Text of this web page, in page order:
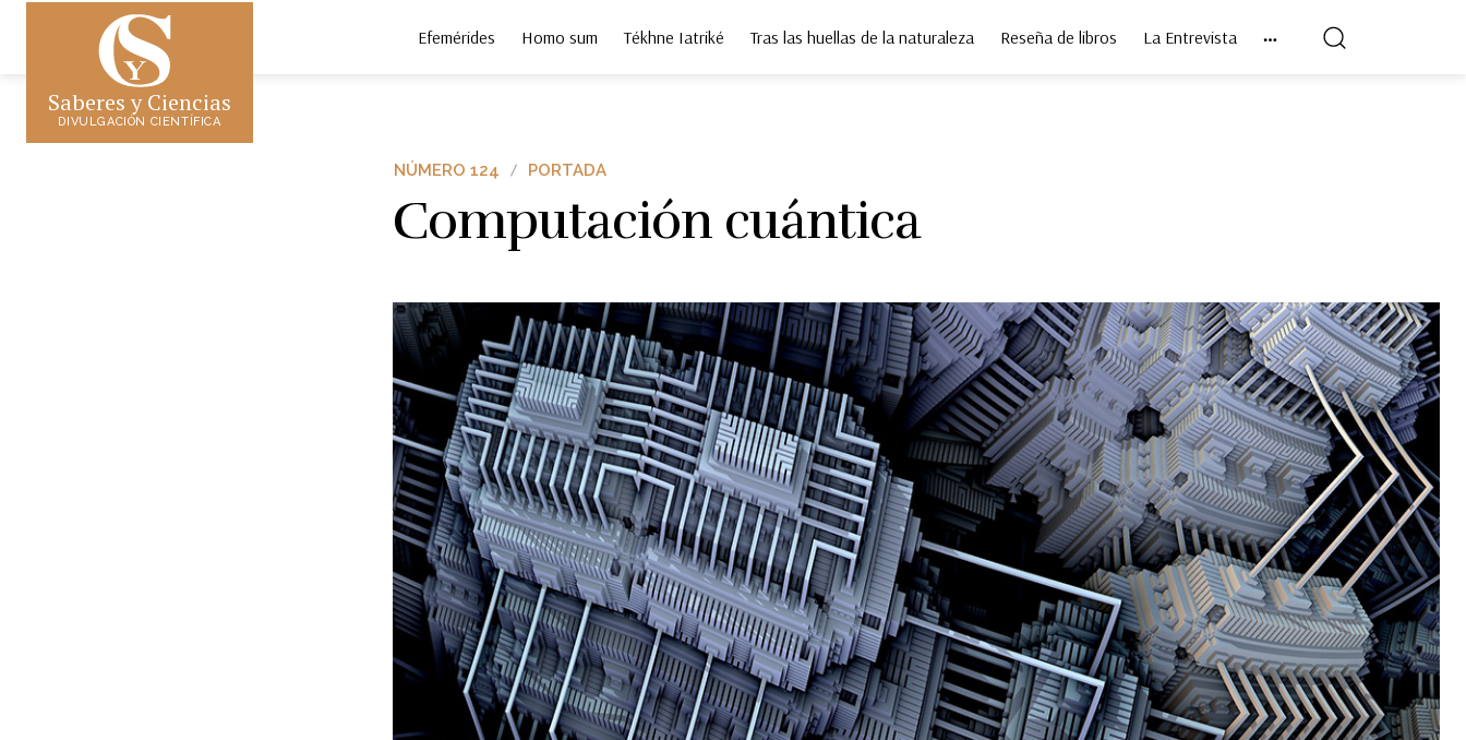
Saberes y Ciencias
DIVULGACIÓN CIENTÍFICA
Efemérides Homo sum Tékhne Iatriké Tras las huellas de la naturaleza Reseña de libros La Entrevista
NÚMERO 124 PORTADA
Computación cuántica